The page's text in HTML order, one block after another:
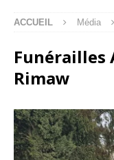
ACCUEIL Média
Funérailles
Rimaw